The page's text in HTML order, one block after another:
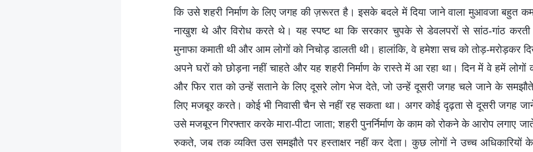
कि उसे शहरी निर्माण के लिए जगह की ज़रूरत है। इसके बदले में दिया जाने वाला मुआवजा बहुत
नाखुश थे और विरोध करते थे। यह स्पष्ट था कि सरकार चुपके से डेवलपरों से सांठ-गांठ करती
मुनाफा कमाती थी और आम लोगों को निचोड़ डालती थी। हालांकि, वे हमेशा सच को तोड़-मरोड़कर
अपने घरों को छोड़ना नहीं चाहते और यह शहरी निर्माण के रास्ते में आ रहा था। दिन में वे हमें
और फिर रात को उन्हें सताने के लिए दूसरे लोग भेज देते, जो उन्हें दूसरी जगह चले जाने के
लिए मजबूर करते। कोई भी निवासी चैन से नहीं रह सकता था। अगर कोई दृढ़ता से दूसरी जगह
उसे मजबूरन गिरफ्तार करके मारा-पीटा जाता; शहरी पुनर्निर्माण के काम को रोकने के आरोप लगाए
रुकते, जब तक व्यक्ति उस समझौते पर हस्ताक्षर नहीं कर देता। कुछ लोगों ने उच्च अधिकारियों